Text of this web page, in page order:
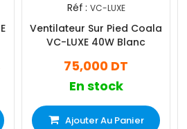
Réf : VC-LUXE
Ventilateur Sur Pied Coala
VC-LUXE 40W Blanc
75,000 DT
En stock
Ajouter Au Panier